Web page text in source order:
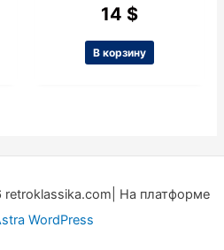
2109, 4шт.
14 $
В корзину
На платформе
WordPress